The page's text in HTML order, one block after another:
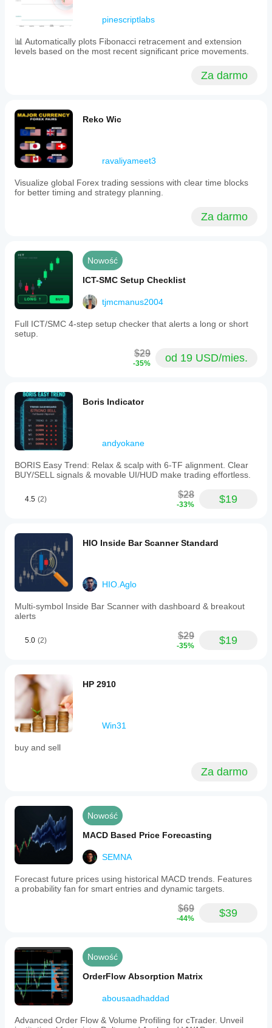
pinescriptlabs
📊 Automatically plots Fibonacci retracement and extension
levels based on the most recent significant price movements.
Za darmo
Reko Wic
ravaliyameet3
Visualize global Forex trading sessions with clear time blocks
for better timing and strategy planning.
Za darmo
Nowość
ICT-SMC Setup Checklist
tjmcmanus2004
Full ICT/SMC 4-step setup checker that alerts a long or short
setup.
$29
-35% od 19 USD/mies.
Boris Indicator
andyokane
BORIS Easy Trend: Relax & scalp with 6-TF alignment. Clear
BUY/SELL signals & movable UI/HUD make trading effortless.
4.5 (2) $28
-33% $19
HIO Inside Bar Scanner Standard
HIO.Aglo
Multi-symbol Inside Bar Scanner with dashboard & breakout
alerts
5.0 (2) $29
-35% $19
HP 2910
Win31
buy and sell
Za darmo
Nowość
MACD Based Price Forecasting
SEMNA
Forecast future prices using historical MACD trends. Features
a probability fan for smart entries and dynamic targets.
$69
-44% $39
Nowość
OrderFlow Absorption Matrix
abousaadhaddad
Advanced Order Flow & Volume Profiling for cTrader. Unveil